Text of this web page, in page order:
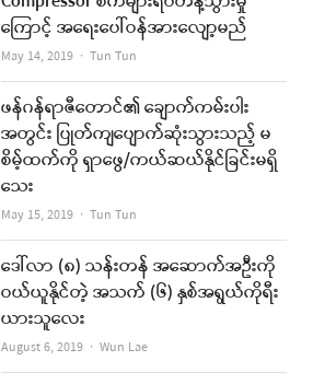
ကြောင့် အရေးပေါ်ဝန်အားလျော့မည်
May 14, 2019 Author
Tun Tun
ဖန်ဂန်ရာဇီတောင်၏ ချောက်ကမ်းပါး
အတွင်း ပြုတ်ကျပျောက်ဆုံးသွားသည့် မ
စိမ့်ထက်ကို ရှာဖွေ/ကယ်ဆယ်နိုင်ခြင်းမရှိ
သေး
May 15, 2019 Author
Tun Tun
ဒေါ်လာ (၈) သန်းတန် အဆောက်အဦးကို
ဝယ်ယူနိုင်တဲ့ အသက် (၆) နှစ်အရွယ်ကိုရီး
ယားသူလေး
August 6, 2019 Author
Wun Lae